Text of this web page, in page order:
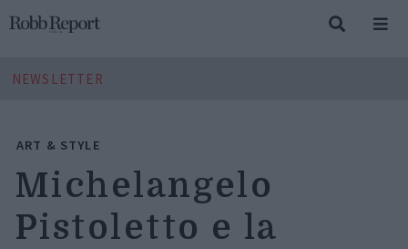
NEWSLETTER
ART & STYLE
Michelangelo
Pistoletto e la